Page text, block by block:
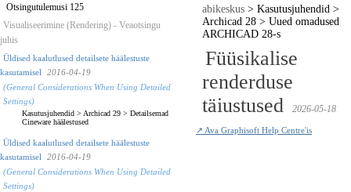
Otsingutulemusi 125
Visualiseerimine (Rendering) - Veaotsingu
juhis
Üldised kaalutlused detailsete häälestuste
kasutamisel
2016-04-19
(General Considerations When Using Detailed
Settings)
Kasutusjuhendid > Archicad 29 > Detailsemad
Cineware häälestused
Üldised kaalutlused detailsete häälestuste
kasutamisel
2016-04-19
(General Considerations When Using Detailed
Settings)
abikeskus > Kasutusjuhendid >
Archicad 28 > Uued omadused
ARCHICAD 28-s
Füüsikalise
renderduse
täiustused
2026-05-18
↗ Ava Graphisoft Help Centre'is